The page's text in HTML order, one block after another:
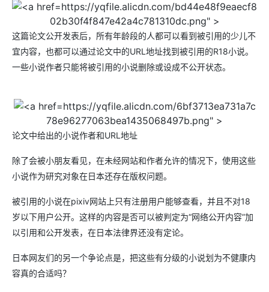
https://yqfile.alicdn.com/bd44e48f9eaecf8
02b30f4f847e42a4c781310dc.png" >
这篇论文公开发表后，所有年龄段的人都可以看到被引用的少儿不
宜内容，也都可以通过论文中的URL地址找到被引用的R18小说。
一些小说作者只能将被引用的小说删除或设成不公开状态。
https://yqfile.alicdn.com/6bf3713ea731a7c
78e96277063bea1435068497b.png" >
论文中给出的小说作者和URL地址
除了会被小朋友看见，在未经网站和作者允许的情况下，使用这些
小说作为研究对象在日本还存在版权问题。
被引用的小说在pixiv网站上只有注册用户能够查看，并且不对18
岁以下用户公开。这样的内容是否可以被判定为“网络公开内容”加
以引用和公开发表，在日本法律界还没有定论。
日本网友们的另一个争论点是，把这些有分级的小说划为不健康内
容真的合适吗？